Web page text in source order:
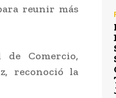
reunir más
Comercio,
reconoció la